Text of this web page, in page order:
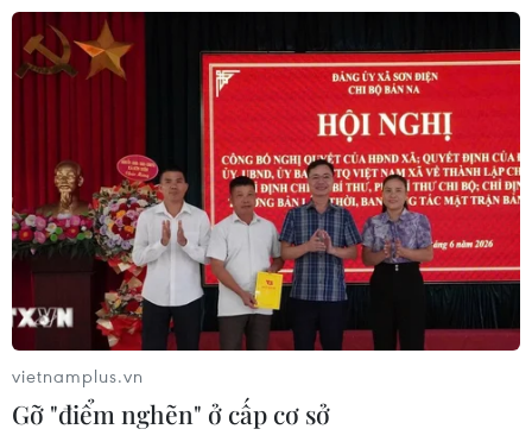
vietnamplus.vn
Gỡ "điểm nghẽn" ở cấp cơ sở